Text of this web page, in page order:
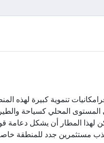
تنموية كبيرة لهذه
المحلي كسياحة
المطار أن يشكل دعامة
جدد للمنطقة خاصة